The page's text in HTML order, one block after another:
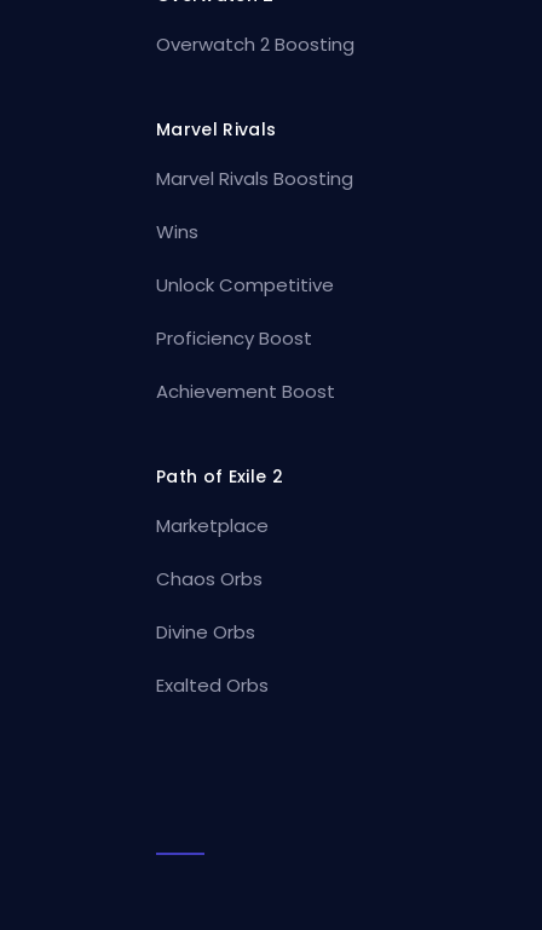
Overwatch 2 Boosting
Marvel Rivals
Marvel Rivals Boosting
Wins
Unlock Competitive
Proficiency Boost
Achievement Boost
Path of Exile 2
Marketplace
Chaos Orbs
Divine Orbs
Exalted Orbs